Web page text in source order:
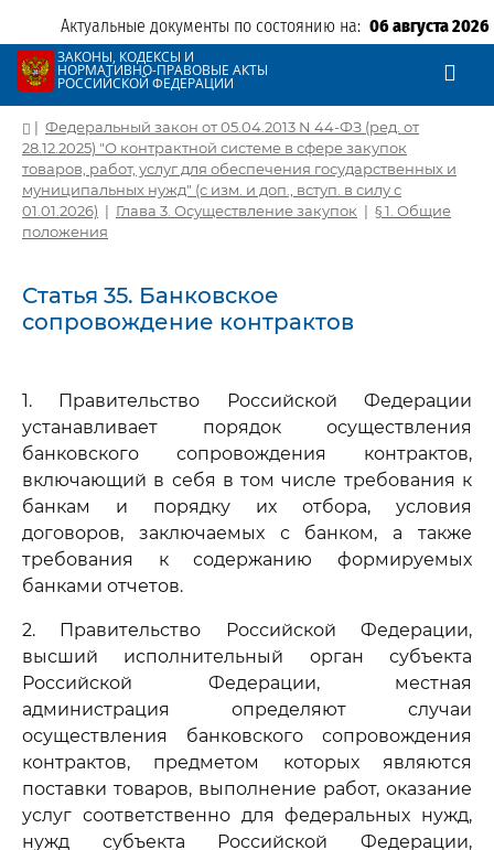
Актуальные документы по состоянию на: 06 августа 2026
ЗАКОНЫ, КОДЕКСЫ И
НОРМАТИВНО-ПРАВОВЫЕ АКТЫ
РОССИЙСКОЙ ФЕДЕРАЦИИ
| Федеральный закон от 05.04.2013 N 44-ФЗ (ред. от
28.12.2025) "О контрактной системе в сфере закупок
товаров, работ, услуг для обеспечения государственных и
муниципальных нужд" (с изм. и доп., вступ. в силу с
01.01.2026) | Глава 3. Осуществление закупок | § 1. Общие
положения
Статья 35. Банковское
сопровождение контрактов
1. Правительство Российской Федерации
устанавливает порядок осуществления
банковского сопровождения контрактов,
включающий в себя в том числе требования к
банкам и порядку их отбора, условия
договоров, заключаемых с банком, а также
требования к содержанию формируемых
банками отчетов.
2. Правительство Российской Федерации,
высший исполнительный орган субъекта
Российской Федерации, местная
администрация определяют случаи
осуществления банковского сопровождения
контрактов, предметом которых являются
поставки товаров, выполнение работ, оказание
услуг соответственно для федеральных нужд,
нужд субъекта Российской Федерации,